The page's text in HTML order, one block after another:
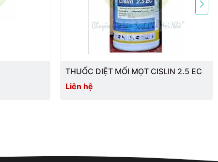
THUỐC DIỆT MỐI MỌT CISLIN 2.5 EC
Liên hệ